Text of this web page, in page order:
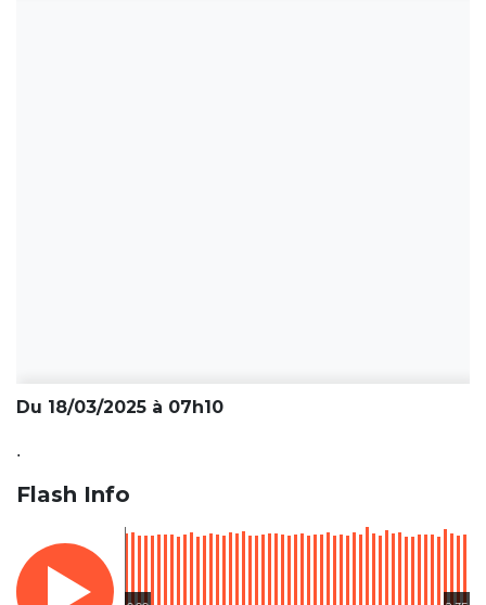
Du 18/03/2025 à 07h10
.
Flash Info